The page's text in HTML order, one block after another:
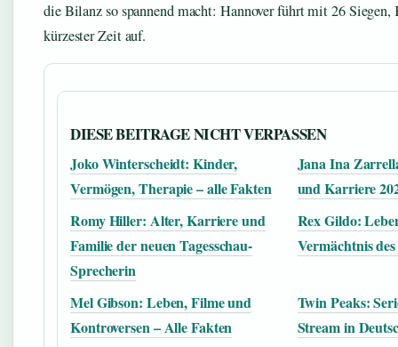
die Bilanz so spannend macht: Hannover führt mit 26
kürzester Zeit auf.
DIESE BEITRAGE NICHT VERPASSEN
Joko Winterscheidt: Kinder,
Vermögen, Therapie – alle Fakten
Jana Ina
und Karriere
Romy Hiller: Alter, Karriere und
Familie der neuen Tagesschau-
Sprecherin
Rex Gildo:
Vermächtnis
Mel Gibson: Leben, Filme und
Kontroversen – Alle Fakten
Twin Peaks:
Stream in